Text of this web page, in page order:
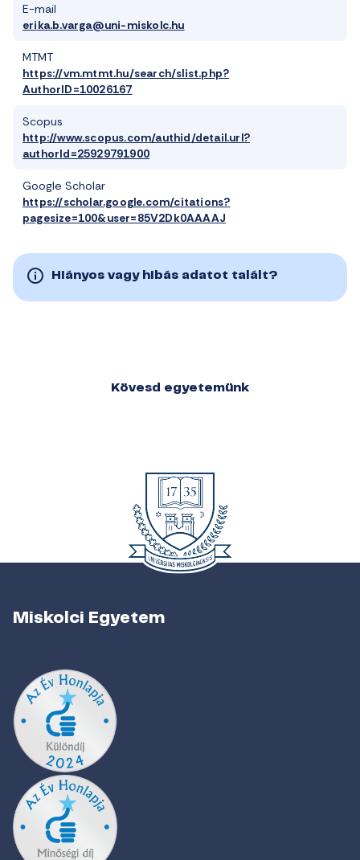
E-mail
erika.b.varga@uni-miskolc.hu
MTMT
https://vm.mtmt.hu/search/slist.php?
AuthorID=10026167
Scopus
http://www.scopus.com/authid/detail.url?
authorId=25929791900
Google Scholar
https://scholar.google.com/citations?
pagesize=100&user=85V2Dk0AAAAJ
Hiányos vagy hibás adatot talált?
Kövesd egyetemünk
Miskolci Egyetem